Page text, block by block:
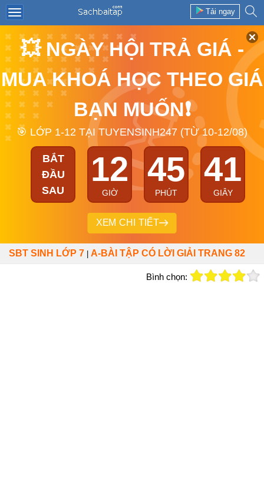
Tải ngay
💥 NGÀY HỘI TRẢ GIÁ -
MUA KHOÁ HỌC THEO GIÁ
BẠN MUỐN❗
🎯 LỚP 1-12 TẠI TUYENSINH247 (TỪ 10-12/08)
BẮT
ĐẦU
SAU
12
GIỜ
45
PHÚT
41
GIÂY
XEM CHI TIẾT
SBT SINH LỚP 7 A-BÀI TẬP CÓ LỜI GIẢI TRANG 82
Bình chọn: